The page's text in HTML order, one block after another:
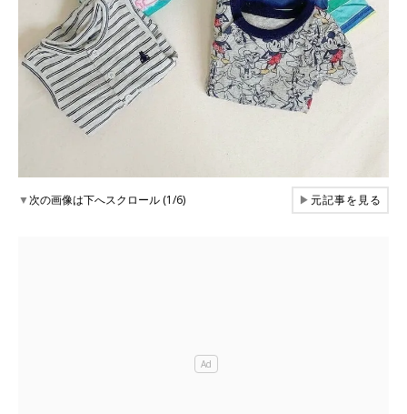
▼次の画像は下へスクロール (1/6) ▶元記事を見る